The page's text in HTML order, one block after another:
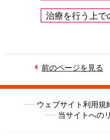
治療を行う上で
前のページを見る
ウェブサイト利用規
当サイトへの